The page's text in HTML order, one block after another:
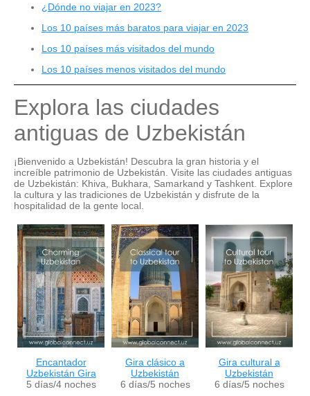
¿Dónde no viajar en 2023?
Los 10 países más baratos para viajar en 2023
Los 10 países más visitados del mundo
Los 10 países menos visitados del mundo
Explora las ciudades
antiguas de Uzbekistán
¡Bienvenido a Uzbekistán! Descubra la gran historia y el
increíble patrimonio de Uzbekistán. Visite las ciudades antiguas
de Uzbekistán: Khiva, Bukhara, Samarkand y Tashkent. Explore
la cultura y las tradiciones de Uzbekistán y disfrute de la
hospitalidad de la gente local.
Encantador
Uzbekistán Gira
5 días/4 noches
Gira clásico a
Uzbekistán
6 días/5 noches
Gira cultural a
Uzbekistán
6 días/5 noches